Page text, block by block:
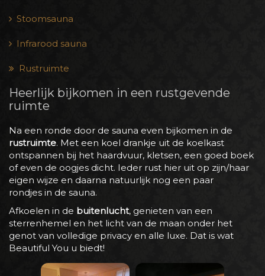
Stoomsauna
Infrarood sauna
Rustruimte
Heerlijk bijkomen in een rustgevende
ruimte
Na een ronde door de sauna even bijkomen in de
rustruimte. Met een koel drankje uit de koelkast
ontspannen bij het haardvuur, kletsen, een goed boek
of even de oogjes dicht. Ieder rust hier uit op zijn/haar
eigen wijze en daarna natuurlijk nog een paar
rondjes in de sauna.
Afkoelen in de buitenlucht, genieten van een
sterrenhemel en het licht van de maan onder het
genot van volledige privacy en alle luxe. Dat is wat
Beautiful You u biedt!